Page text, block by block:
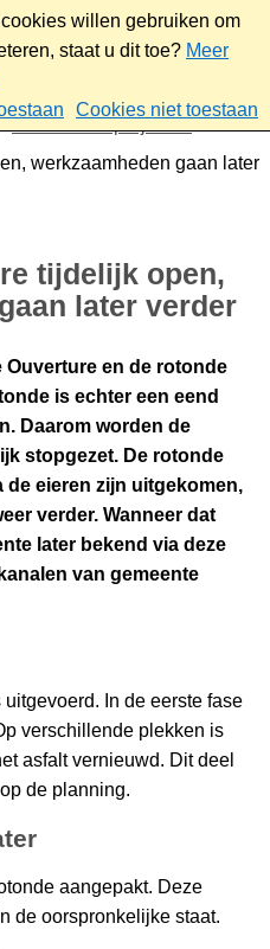
willen gebruiken om
staat u dit toe? Meer
Cookies niet toestaan
Plannen en projecten
werkzaamheden gaan later
tijdelijk open,
later verder
Ouverture en de rotonde
is echter een eend
Daarom worden de
stopgezet. De rotonde
eieren zijn uitgekomen,
verder. Wanneer dat
later bekend via deze
van gemeente
In de eerste fase
verschillende plekken is
asfalt vernieuwd. Dit deel
de planning.
aangepakt. Deze
de oorspronkelijke staat.